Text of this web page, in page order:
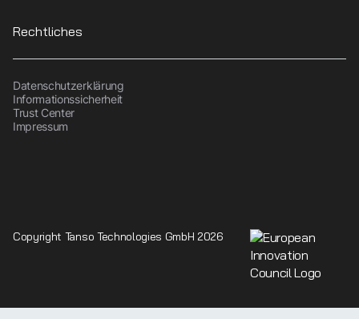
Rechtliches
Datenschutzerklärung
Informationssicherheit
Trust Center
Impressum
Copyright Tanso Technologies GmbH 2026